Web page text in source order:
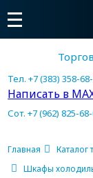
Тел. +7 (383) 358-
Написать в
Сот. +7 (962) 825-
Главная Каталог
Шкафы